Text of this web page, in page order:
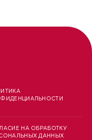
НА ОБРАБОТКУ
ДАННЫХ